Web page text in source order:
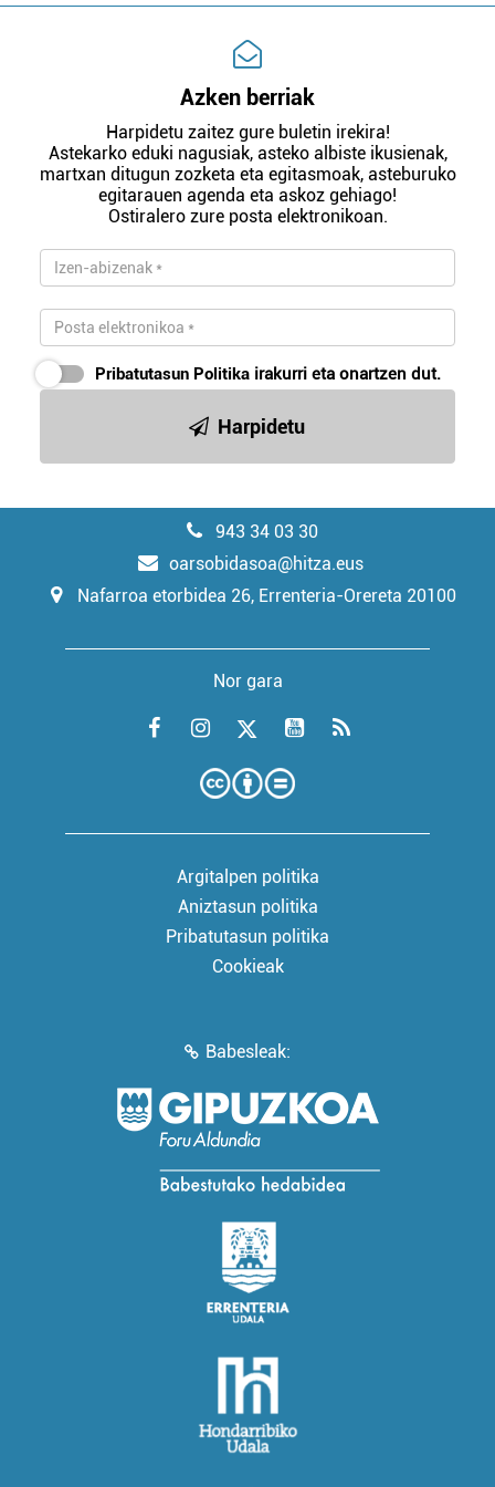
Azken berriak
Harpidetu zaitez gure buletin irekira!
Astekarko eduki nagusiak, asteko albiste ikusienak,
martxan ditugun zozketa eta egitasmoak, asteburuko
egitarauen agenda eta askoz gehiago!
Ostiralero zure posta elektronikoan.
Pribatutasun Politika irakurri eta onartzen dut.
Harpidetu
943 34 03 30
oarsobidasoa@hitza.eus
Nafarroa etorbidea 26, Errenteria-Orereta 20100
Nor gara
Argitalpen politika
Aniztasun politika
Pribatutasun politika
Cookieak
Babesleak: